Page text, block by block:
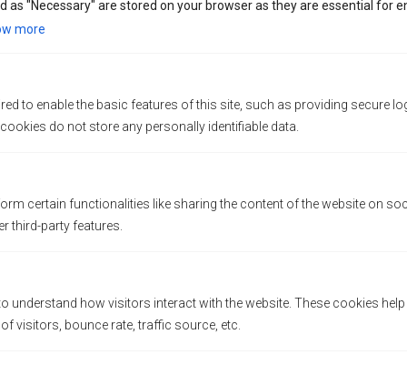
as "Necessary" are stored on your browser as they are essential for
more
to enable the basic features of this site, such as providing secure
do not store any personally identifiable data.
certain functionalities like sharing the content of the website on
third-party features.
understand how visitors interact with the website. These cookies
visitors, bounce rate, traffic source, etc.
d’assistance aux franchisés
clients aussi.
Chez Amberdo, chaque franchise est plus
qu’une entreprise – c’est une retraite
Si vous êtes prêt à vous lancer, nous
sommes là pour vous aider.